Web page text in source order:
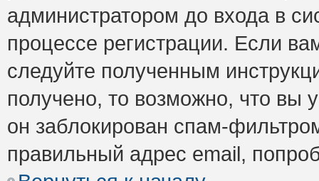
администратором до входа в
процессе регистрации. Если
следуйте полученным
получено, то возможно, что вы
он заблокирован спам-
правильный адрес email,